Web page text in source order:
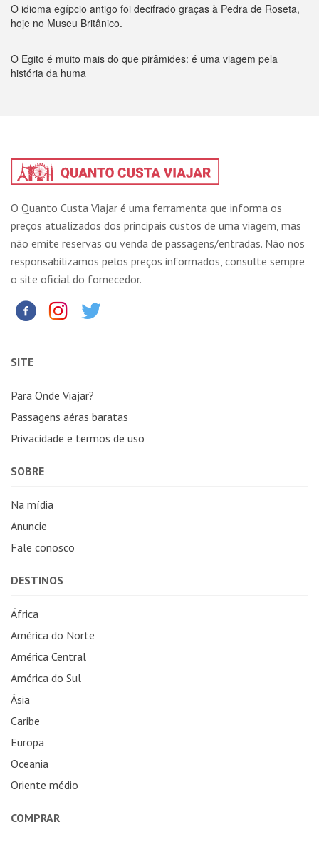
O idioma egípcio antigo foi decifrado graças à Pedra de Roseta,
hoje no Museu Britânico.
O Egito é muito mais do que pirâmides: é uma viagem pela
história da huma
O Quanto Custa Viajar é uma ferramenta que informa os
preços atualizados dos principais custos de uma viagem, mas
não emite reservas ou venda de passagens/entradas. Não nos
responsabilizamos pelos preços informados, consulte sempre
o site oficial do fornecedor.
SITE
Para Onde Viajar?
Passagens aéras baratas
Privacidade e termos de uso
SOBRE
Na mídia
Anuncie
Fale conosco
DESTINOS
África
América do Norte
América Central
América do Sul
Ásia
Caribe
Europa
Oceania
Oriente médio
COMPRAR